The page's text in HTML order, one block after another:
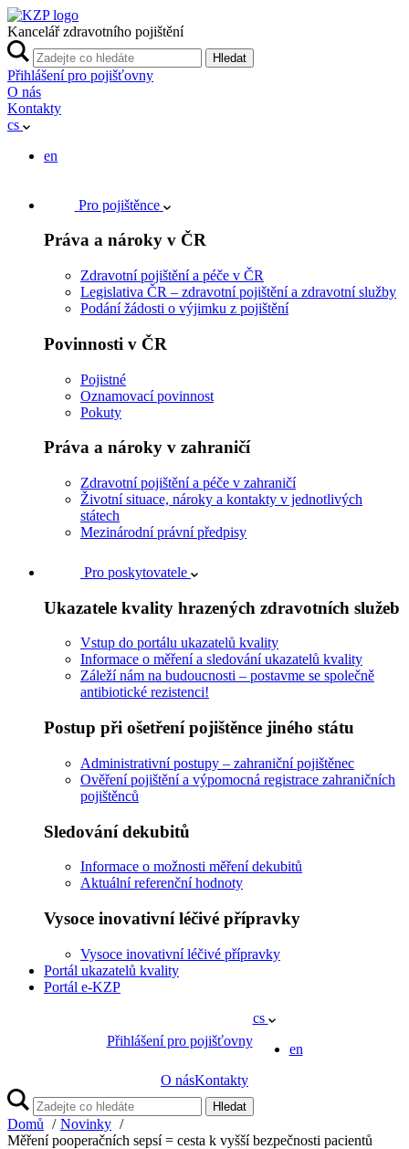
Kancelář zdravotního pojištění
Hledat
Přihlášení pro pojišťovny
O nás
Kontakty
cs
en
Pro pojištěnce
Práva a nároky v ČR
Zdravotní pojištění a péče v ČR
Legislativa ČR – zdravotní pojištění a zdravotní služby
Podání žádosti o výjimku z pojištění
Povinnosti v ČR
Pojistné
Oznamovací povinnost
Pokuty
Práva a nároky v zahraničí
Zdravotní pojištění a péče v zahraničí
Životní situace, nároky a kontakty v jednotlivých
státech
Mezinárodní právní předpisy
Pro poskytovatele
Ukazatele kvality hrazených zdravotních služeb
Vstup do portálu ukazatelů kvality
Informace o měření a sledování ukazatelů kvality
Záleží nám na budoucnosti – postavme se společně
antibiotické rezistenci!
Postup při ošetření pojištěnce jiného státu
Administrativní postupy – zahraniční pojištěnec
Ověření pojištění a výpomocná registrace zahraničních
pojištěnců
Sledování dekubitů
Informace o možnosti měření dekubitů
Aktuální referenční hodnoty
Vysoce inovativní léčivé přípravky
Vysoce inovativní léčivé přípravky
Portál ukazatelů kvality
Portál e-KZP
Přihlášení pro pojišťovny
cs
en
O násKontakty
Hledat
Domů
Novinky
Měření pooperačních sepsí = cesta k vyšší bezpečnosti pacientů